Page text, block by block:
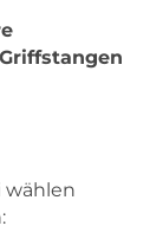
wählen